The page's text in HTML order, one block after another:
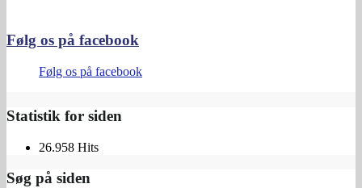
Følg os på facebook
Følg os på facebook
Statistik for siden
26.958 Hits
Søg på siden